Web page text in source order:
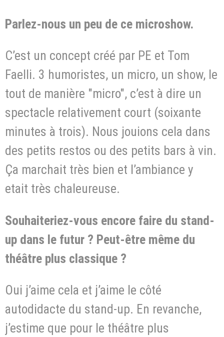
Parlez-nous un peu de ce microshow.
C’est un concept créé par PE et Tom
Faelli. 3 humoristes, un micro, un show, le
tout de manière "micro", c’est à dire un
spectacle relativement court (soixante
minutes à trois). Nous jouions cela dans
des petits restos ou des petits bars à vin.
Ça marchait très bien et l’ambiance y
etait très chaleureuse.
Souhaiteriez-vous encore faire du stand-
up dans le futur ? Peut-être même du
théâtre plus classique ?
Oui j’aime cela et j’aime le côté
autodidacte du stand-up. En revanche,
j’estime que pour le théâtre plus